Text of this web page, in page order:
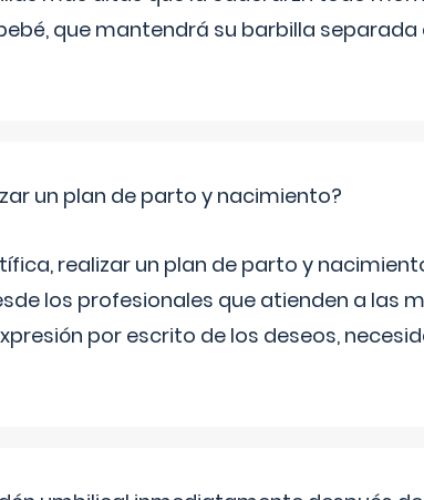
que mantendrá su barbilla
un plan de parto y nacimiento?
realizar un plan de parto y
los profesionales que atienden a las
por escrito de los deseos,